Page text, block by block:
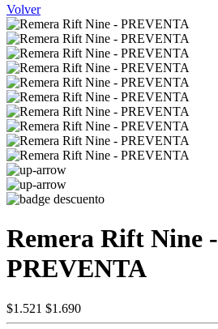
Volver
Remera Rift Nine -
PREVENTA
$1.521 $1.690